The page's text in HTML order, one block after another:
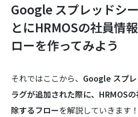
Google スプレッドシ
とにHRMOSの社員情
ローを作ってみよう
それではここから、 Google スプ
ラグが追加された際に、HRMOS
除するフローを解説していきます！